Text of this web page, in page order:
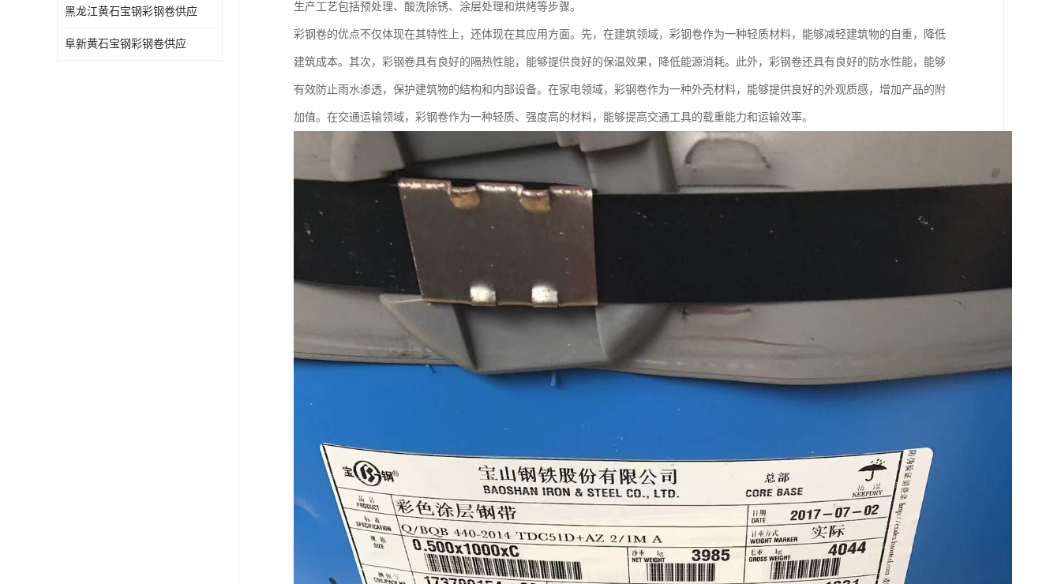
黑龙江黄石宝钢彩钢卷供应
阜新黄石宝钢彩钢卷供应
生产工艺包括预处理、酸洗除锈、涂层处理和烘烤等步骤。
彩钢卷的优点不仅体现在其特性上，还体现在其应用方面。先，在建筑领域，彩钢卷作为一种轻质材料，能够减轻建筑物的自重，降低
建筑成本。其次，彩钢卷具有良好的隔热性能，能够提供良好的保温效果，降低能源消耗。此外，彩钢卷还具有良好的防水性能，能够
有效防止雨水渗透，保护建筑物的结构和内部设备。在家电领域，彩钢卷作为一种外壳材料，能够提供良好的外观质感，增加产品的附
加值。在交通运输领域，彩钢卷作为一种轻质、强度高的材料，能够提高交通工具的载重能力和运输效率。